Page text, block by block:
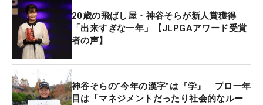
20歳の飛ばし屋・神谷そらが新人賞獲得
「出来すぎな一年」【JLPGAアワード受賞
者の声】
神谷そらの”今年の漢字”は『学』 プロ一年
目は「マネジメントだったり社会的なルー